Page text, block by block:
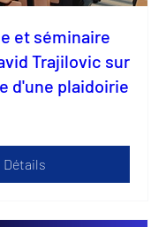
et séminaire
Trajilovic sur
d'une plaidoirie
Détails